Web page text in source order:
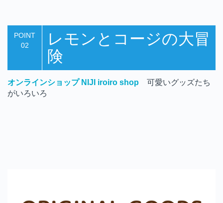
POINT
02
レモンとコージの大冒
険
オンラインショップ NIJI iroiro shop 可愛いグッズたち
がいろいろ